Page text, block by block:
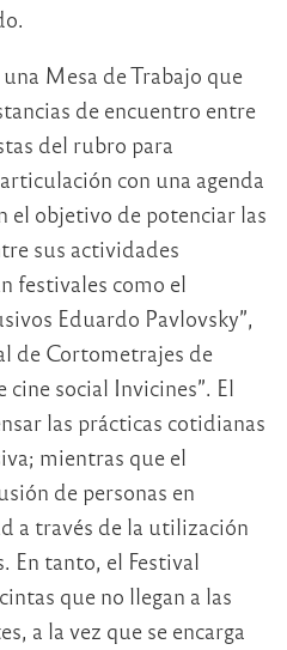
Mesa de Trabajo que
de encuentro entre
del rubro para
con una agenda
el objetivo de potenciar las
sus actividades
festivales como el
Eduardo Pavlovsky”,
de Cortometrajes de
cine social Invicines”. El
las prácticas cotidianas
mientras que el
de personas en
a través de la utilización
En tanto, el Festival
que no llegan a las
a la vez que se encarga